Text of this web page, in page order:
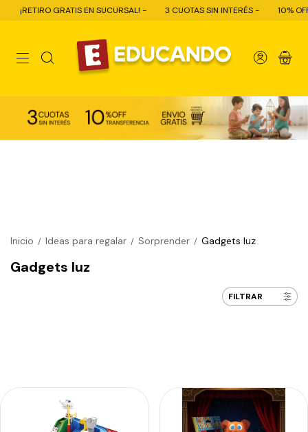
EN SUCURSAL! - 3 CUOTAS SIN INTERÉS - 10% OFF CON
0
Inicio / Ideas para regalar / Sorprender / Gadgets luz
Gadgets luz
FILTRAR